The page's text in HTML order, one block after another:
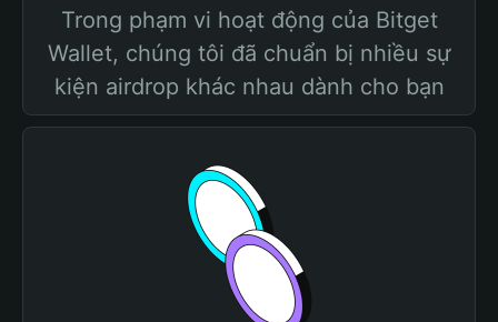
Trong phạm vi hoạt động của Bitget
Wallet, chúng tôi đã chuẩn bị nhiều sự
kiện airdrop khác nhau dành cho bạn